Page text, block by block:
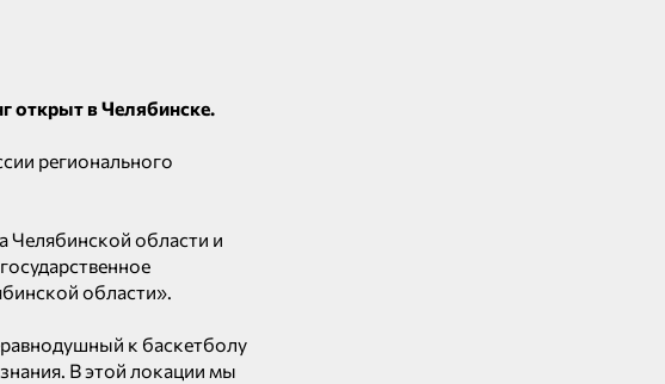
открыт в Челябинске.
регионального
Челябинской области и
области».
к баскетболу
В этой локации мы